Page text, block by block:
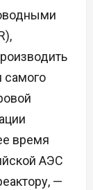
самого
время
АЭС
—